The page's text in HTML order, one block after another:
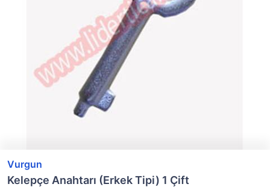
Vurgun
Kelepçe Anahtarı (Erkek Tipi) 1 Çift